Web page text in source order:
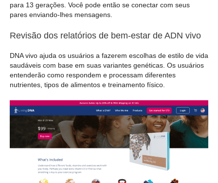
para 13 gerações. Você pode então se conectar com seus
pares enviando-lhes mensagens.
Revisão dos relatórios de bem-estar de ADN vivo
DNA vivo ajuda os usuários a fazerem escolhas de estilo de vida
saudáveis com base em suas variantes genéticas. Os usuários
entenderão como respondem e processam diferentes
nutrientes, tipos de alimentos e treinamento físico.